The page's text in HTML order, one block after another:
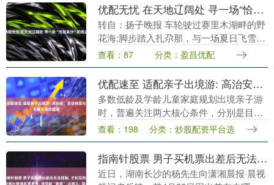
出解释，一开始....
优配无忧 在天地辽阔处 寻一场“恰如其分”的抵达
转自：扬子晚报 车轮驶过赛里木湖畔的野
花海;脚步踏入扎尕那，与一场夏日飞雪不
期而遇;随着缆车缓缓升向维多利亚港的璀
璨夜空——三位资深旅行者，用三段旅
程，诠释着同....
查看：87 分类：盈昌优配
优配速至 适配亲子出境游: 高治安、含动物园与主题乐园的国家
多数低龄及学龄儿童家庭规划出境亲子游
时，普遍关注两大核心条件，分别是目的
地公共治安体系完善、出行安全风险较
低，能够有效规避儿童走失、公共场所安
全隐患等问题，同时....
查看：198 分类：炒股配资平台选
指南针股票 男子买机票出差后无法报销, 才知买的是“旅行套餐”, 当事人: 价格比普通机票更贵, 感觉被“套路”;去哪儿: 需自主选择, 不存在强行搭售
近日，湖南长沙的杨先生向潇湘晨报·晨视